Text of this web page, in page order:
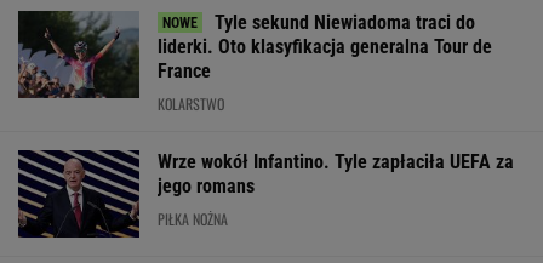
Lewandowskiego
PIŁKA NOŻNA